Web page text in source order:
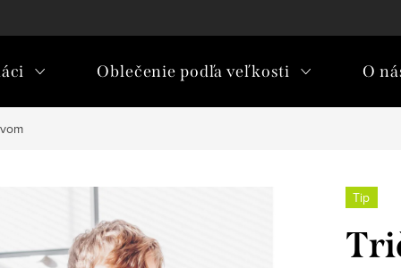
Oblečenie podľa veľkosti O
Tip